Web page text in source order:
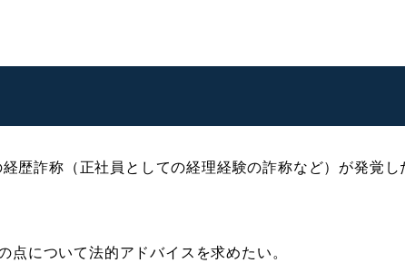
歴詐称（正社員としての経理経験の詐称など）が発覚
について法的アドバイスを求めたい。